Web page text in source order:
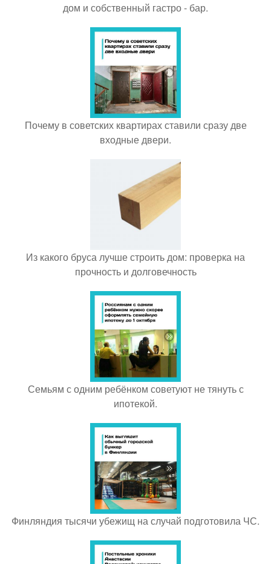
дом и собственный гастро - бар.
Почему в советских квартирах ставили сразу две
входные двери.
Из какого бруса лучше строить дом: проверка на
прочность и долговечность
Семьям с одним ребёнком советуют не тянуть с
ипотекой.
Финляндия тысячи убежищ на случай подготовила ЧС.